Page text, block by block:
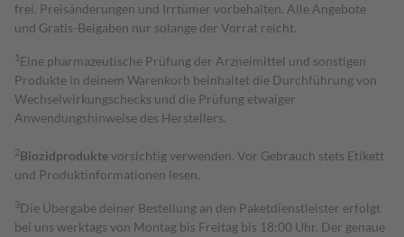
frei. Preisänderungen und Irrtümer vorbehalten. Alle Angebote
und Gratis-Beigaben nur solange der Vorrat reicht.
1 Eine pharmazeutische Prüfung der Arzneimittel und sonstigen
Produkte in deinem Warenkorb beinhaltet die Durchführung von
Wechselwirkungschecks und die Prüfung etwaiger
Anwendungshinweise des Herstellers.
2Biozidproduktevorsichtig verwenden. Vor Gebrauch stets Etikett
und Produktinformationen lesen.
3Die Übergabe deiner Bestellung an den Paketdienstleister erfolgt
bei uns werktags von Montag bis Freitag bis 18:00 Uhr. Der genaue